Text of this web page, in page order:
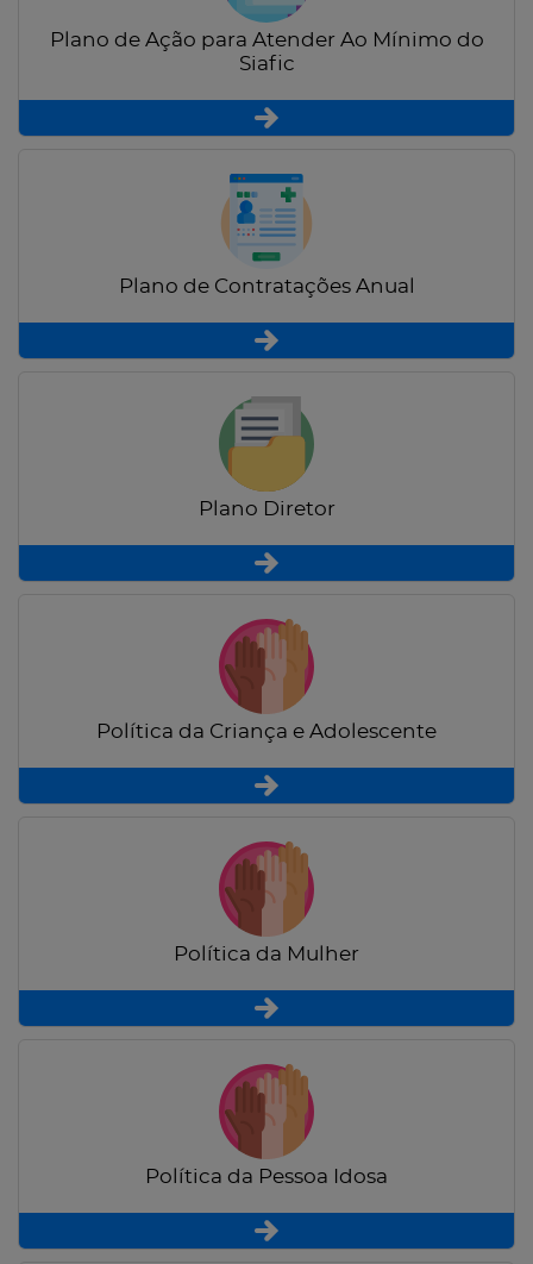
Plano de Ação para Atender Ao Mínimo do
Siafic
Plano de Contratações Anual
Plano Diretor
Política da Criança e Adolescente
Política da Mulher
Política da Pessoa Idosa